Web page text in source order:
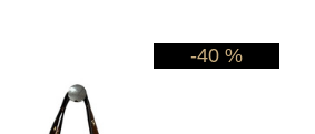
-40 %